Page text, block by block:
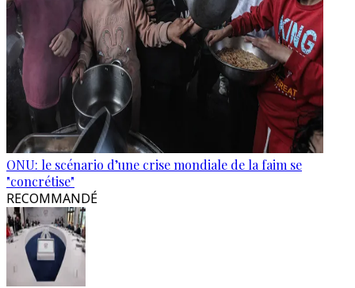
ONU: le scénario d’une crise mondiale de la faim se
"concrétise"
RECOMMANDÉ